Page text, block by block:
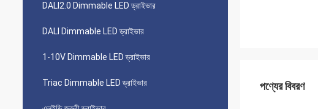
DALI2.0 Dimmable LED ড্রাইভার
DALI Dimmable LED ড্রাইভার
1-10V Dimmable LED ড্রাইভার
Triac Dimmable LED ড্রাইভার পণ্যের বিবরণ